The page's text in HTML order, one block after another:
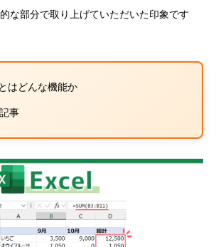
な部分で取り上げていただいた印象です
はどんな機能か
事